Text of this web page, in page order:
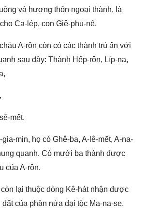
và hương thôn ngoại thành, là
Ca-lép, con Giê-phu-nê.
A-rôn còn có các thành trú ẩn với
sau đây: Thành Hếp-rôn, Líp-na,
mết.
min, họ có Ghê-ba, A-lê-mết, A-na-
quanh. Có mười ba thành được
của A-rôn.
lại thuộc dòng Kê-hát nhận được
của phân nửa đại tộc Ma-na-se.